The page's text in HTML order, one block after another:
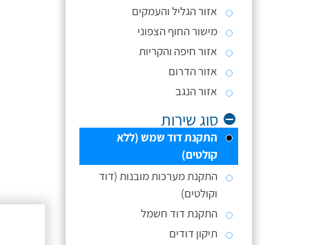
אזור הגליל והעמקים
מישור החוף הצפוני
אזור חיפה והקריות
אזור הדרום
אזור הנגב
סוג שירות
התקנת דוד שמש (ללא
קולטים)
התקנת מערכות מובנות (דוד
וקולטים)
התקנת דוד חשמל
תיקון דודים